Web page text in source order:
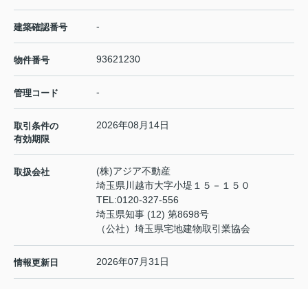
建築確認番号 -
物件番号 93621230
管理コード -
取引条件の
有効期限
2026年08月14日
取扱会社
(株)アジア不動産
埼玉県川越市大字小堤１５－１５０
TEL:0120-327-556
埼玉県知事 (12) 第8698号
（公社）埼玉県宅地建物取引業協会
情報更新日 2026年07月31日